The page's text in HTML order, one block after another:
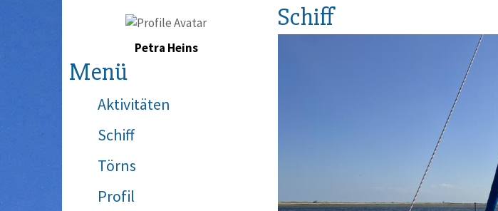
Petra Heins
Menü
Aktivitäten
Schiff
Törns
Profil
Schiff